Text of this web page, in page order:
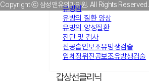
유방암
유방의 질환 양상
유방의 양성질환
진단 및 검사
진공흡인보조유방생검술
입체정위진공보조유방생검술
갑상선클리닉
Copyright ⓒ 삼성앤유외과의원. All Rights Reserved.